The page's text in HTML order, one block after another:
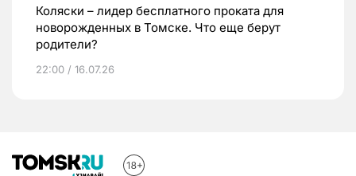
Коляски – лидер бесплатного проката для
новорожденных в Томске. Что еще берут
родители?
22:00 / 16.07.26